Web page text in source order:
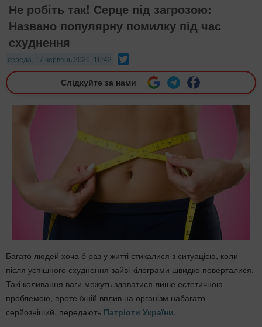
Не робіть так! Серце під загрозою:
Названо популярну помилку під час
схуднення
середа, 17 червень 2026, 16:42
Слідкуйте за нами
Багато людей хоча б раз у житті стикалися з ситуацією, коли
після успішного схуднення зайві кілограми швидко поверталися.
Такі коливання ваги можуть здаватися лише естетичною
проблемою, проте їхній вплив на організм набагато
серйозніший, передають Патріоти України